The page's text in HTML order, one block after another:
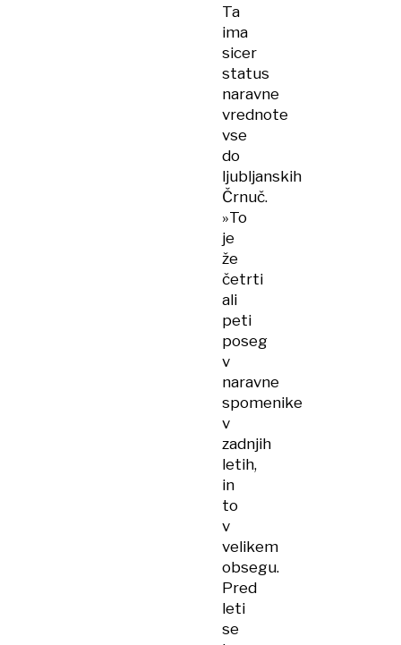
Ta
ima
sicer
status
naravne
vrednote
vse
do
ljubljanskih
Črnuč.
»To
je
že
četrti
ali
peti
poseg
v
naravne
spomenike
v
zadnjih
letih,
in
to
v
velikem
obsegu.
Pred
leti
se